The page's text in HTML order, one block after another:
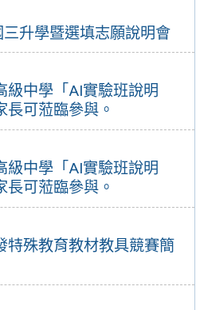
升學暨選填志願說明會
級中學「AI實驗班說明
長可蒞臨參與。
級中學「AI實驗班說明
長可蒞臨參與。
特殊教育教材教具競賽簡